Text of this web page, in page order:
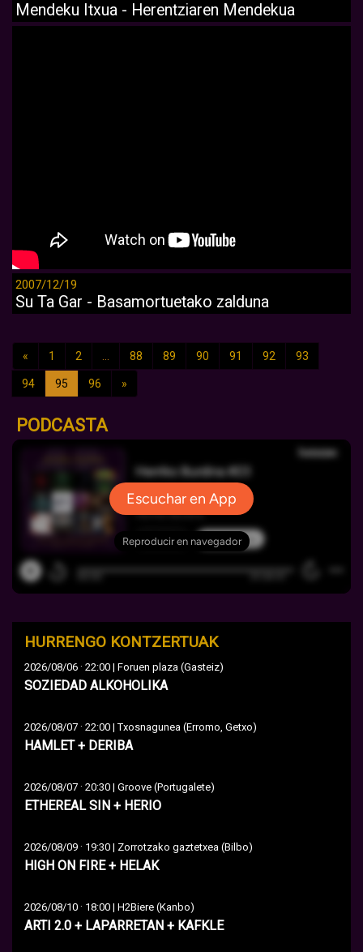
Mendeku Itxua - Herentziaren Mendekua
2007/12/19
Su Ta Gar - Basamortuetako zalduna
« 1 2 ... 88 89 90 91 92 93
94 95 96 »
PODCASTA
HURRENGO KONTZERTUAK
2026/08/06 · 22:00 | Foruen plaza (Gasteiz)
SOZIEDAD ALKOHOLIKA
2026/08/07 · 22:00 | Txosnagunea (Erromo, Getxo)
HAMLET + DERIBA
2026/08/07 · 20:30 | Groove (Portugalete)
ETHEREAL SIN + HERIO
2026/08/09 · 19:30 | Zorrotzako gaztetxea (Bilbo)
HIGH ON FIRE + HELAK
2026/08/10 · 18:00 | H2Biere (Kanbo)
ARTI 2.0 + LAPARRETAN + KAFKLE